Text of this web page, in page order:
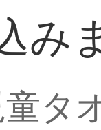
み
タ